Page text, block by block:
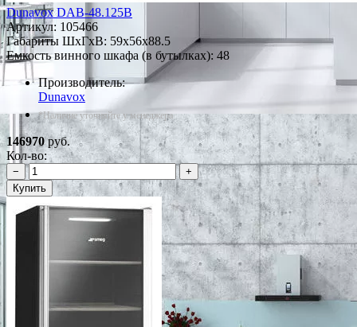
Dunavox DAB-48.125B
Артикул: 105466
Габариты ШxГxВ: 59x56x88.5
Емкость винного шкафа (в бутылках): 48
Производитель:
Dunavox
*Наличие уточняйте у менеджера
146970руб.
Кол-во:
−
+
Купить